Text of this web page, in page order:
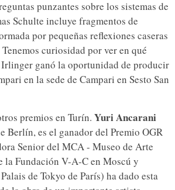
punzantes sobre los sistemas de
Schulte incluye fragmentos de
por pequeñas reflexiones caseras
curiosidad por ver en qué
ganó la oportunidad de producir
en la sede de Campari en Sesto San
premios en Turín. Yuri Ancarani
Berlín, es el ganador del Premio OGR
Senior del MCA - Museo de Arte
la Fundación V-A-C en Moscú y
de Tokyo de París) ha dado esta